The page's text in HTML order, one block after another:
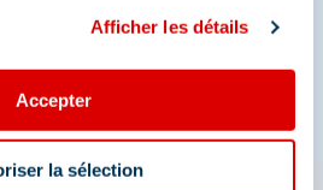
Afficher les détails
Accepter
la sélection